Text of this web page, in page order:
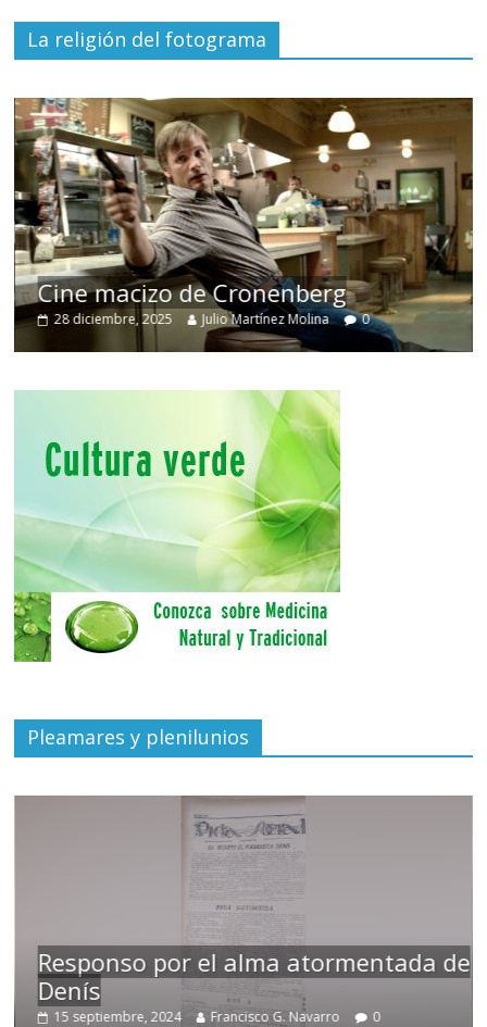
La religión del fotograma
Cine macizo de Cronenberg
28 diciembre, 2025 Julio Martínez Molina 0
Pleamares y plenilunios
Responso por el alma atormentada de
Denís
15 septiembre, 2024 Francisco G. Navarro 0